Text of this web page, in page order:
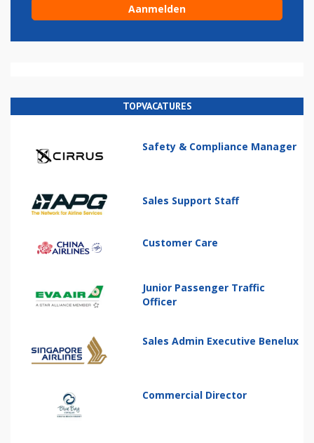
TOPVACATURES
Safety & Compliance Manager
Sales Support Staff
Customer Care
Junior Passenger Traffic
Officer
Sales Admin Executive Benelux
Commercial Director